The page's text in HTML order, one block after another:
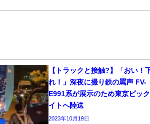
【トラックと接触?】「おい！
れ！」深夜に撮り鉄の罵声 FV-
E991系が展示のため東京ビッ
イトへ陸送
2023年10月19日